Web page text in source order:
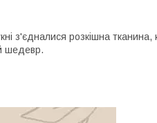
з'єдналися розкішна тканина,
шедевр.